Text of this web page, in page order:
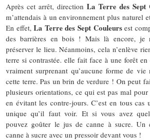
Après cet arrêt, direction La Terre des Sept
m’attendais à un environnement plus naturel
En effet,La Terre des Sept Couleursest
des barrières en bois ! Mais là encore, je
préserver le lieu. Néanmoins, cela n’enlève
terre si contrastée. elle fait face à une forêt en
vraiment surprenant qu’aucune forme de vie
cette terre. Pas un brin de verdure ! On peut
plusieurs orientations, ce qui est pas mal
en évitant les contre-jours. C’est en tous cas
unique qu’il faut voir. Et si vous avez
pouvez goûter le jus de canne à sucre. Un
canne à sucre avec un pressoir devant vous !